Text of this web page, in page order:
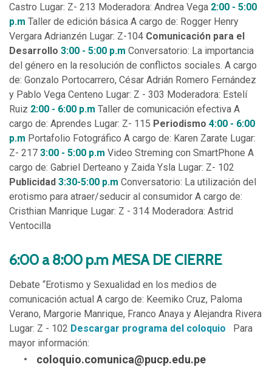
Castro Lugar: Z- 213 Moderadora: Andrea Vega 2:00 - 5:00
p.m Taller de edición básica A cargo de: Rogger Henry
Vergara Adrianzén Lugar: Z-104 Comunicación para el
Desarrollo 3:00 - 5:00 p.m Conversatorio: La importancia
del género en la resolución de conflictos sociales. A cargo
de: Gonzalo Portocarrero, César Adrián Romero Fernández
y Pablo Vega Centeno Lugar: Z - 303 Moderadora: Estelí
Ruiz 2:00 - 6:00 p.m Taller de comunicación efectiva A
cargo de: Aprendes Lugar: Z- 115 Periodismo 4:00 - 6:00
p.m Portafolio Fotográfico A cargo de: Karen Zarate Lugar:
Z- 217 3:00 - 5:00 p.m Video Streming con SmartPhone A
cargo de: Gabriel Derteano y Zaida Ysla Lugar: Z- 102
Publicidad 3:30-5:00 p.m Conversatorio: La utilización del
erotismo para atraer/seducir al consumidor A cargo de:
Cristhian Manrique Lugar: Z - 314 Moderadora: Astrid
Ventocilla
6:00 a 8:00 p.m MESA DE CIERRE
Debate “Erotismo y Sexualidad en los medios de
comunicación actual A cargo de: Keemiko Cruz, Paloma
Verano, Margorie Manrique, Franco Anaya y Alejandra Rivera
Lugar: Z - 102 Descargar programa del coloquio Para
mayor información:
coloquio.comunica@pucp.edu.pe